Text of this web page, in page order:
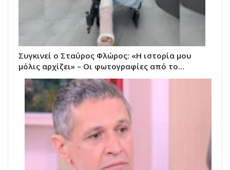
Συγκινεί ο Σταύρος Φλώρος: «Η ιστορία μου
μόλις αρχίζει» – Οι φωτογραφίες από το…